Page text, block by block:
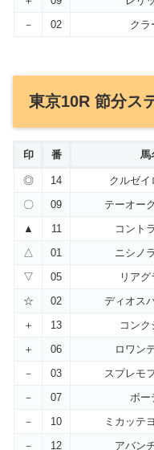
－
02 クラ
東京10R 節分ス
印 番 馬
◎ 14 クルゼイ
〇
09 テーオー
▲
11 コント
△
01 ニシノ
▽
05 リアグ
☆
02 ディオス
＋
13 コンク
＋
06 ロワン
－
03 スプレモ
－
07 ボー
－
10 ミカッテ
－
12 アバン